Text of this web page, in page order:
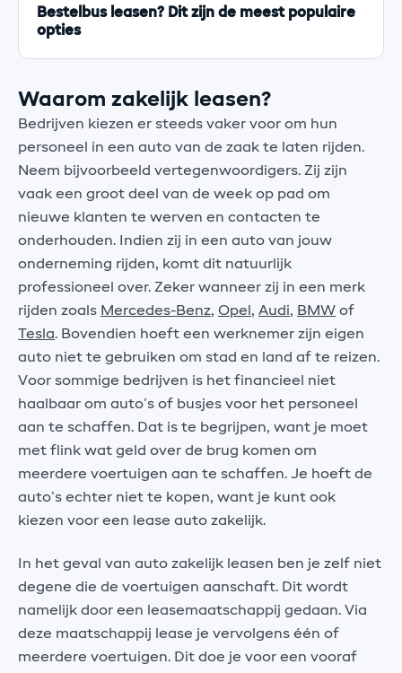
Bestelbus leasen? Dit zijn de meest populaire
opties
Waarom zakelijk leasen?
Bedrijven kiezen er steeds vaker voor om hun
personeel in een auto van de zaak te laten rijden.
Neem bijvoorbeeld vertegenwoordigers. Zij zijn
vaak een groot deel van de week op pad om
nieuwe klanten te werven en contacten te
onderhouden. Indien zij in een auto van jouw
onderneming rijden, komt dit natuurlijk
professioneel over. Zeker wanneer zij in een merk
rijden zoals Mercedes-Benz, Opel, Audi, BMW of
Tesla. Bovendien hoeft een werknemer zijn eigen
auto niet te gebruiken om stad en land af te reizen.
Voor sommige bedrijven is het financieel niet
haalbaar om auto’s of busjes voor het personeel
aan te schaffen. Dat is te begrijpen, want je moet
met flink wat geld over de brug komen om
meerdere voertuigen aan te schaffen. Je hoeft de
auto’s echter niet te kopen, want je kunt ook
kiezen voor een lease auto zakelijk.
In het geval van auto zakelijk leasen ben je zelf niet
degene die de voertuigen aanschaft. Dit wordt
namelijk door een leasemaatschappij gedaan. Via
deze maatschappij lease je vervolgens één of
meerdere voertuigen. Dit doe je voor een vooraf